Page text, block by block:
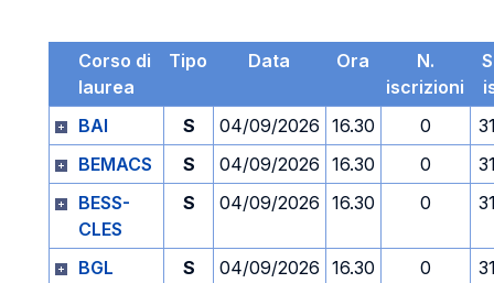
Corso di
laurea
Tipo Data Ora
N.
iscrizioni
BAI
S 04/09/2026 16.30 0
BEMACS
S 04/09/2026 16.30 0
BESS-
CLES
S 04/09/2026 16.30 0
BGL S 04/09/2026 16.30 0